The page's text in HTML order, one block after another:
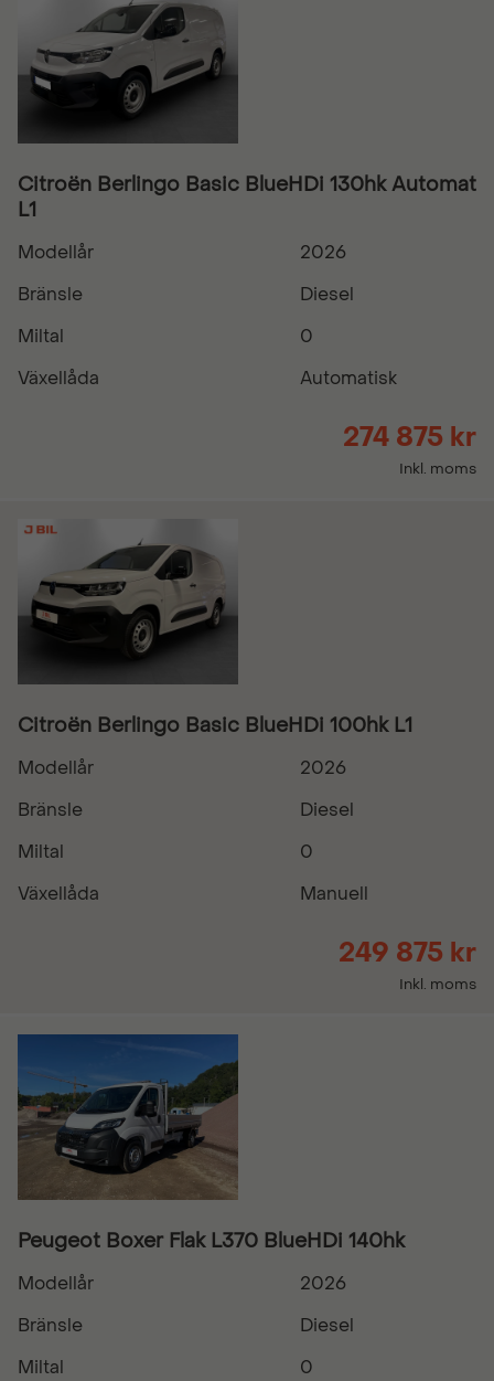
Citroën Berlingo Basic BlueHDi 130hk Automat
L1
Modellår
2026
Bränsle
Diesel
Miltal
0
Växellåda
Automatisk
274 875 kr
Inkl. moms
Citroën Berlingo Basic BlueHDi 100hk L1
Modellår
2026
Bränsle
Diesel
Miltal
0
Växellåda
Manuell
249 875 kr
Inkl. moms
Peugeot Boxer Flak L370 BlueHDi 140hk
Modellår
2026
Bränsle
Diesel
Miltal
0